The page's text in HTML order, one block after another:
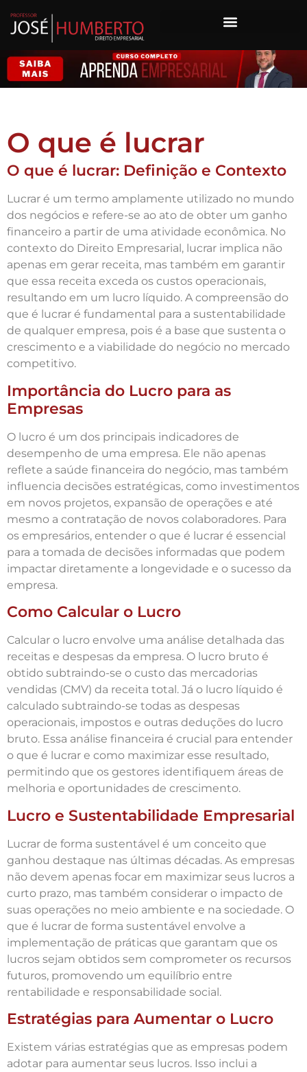
O que é lucrar
O que é lucrar: Definição e Contexto
Lucrar é um termo amplamente utilizado no mundo
dos negócios e refere-se ao ato de obter um ganho
financeiro a partir de uma atividade econômica. No
contexto do Direito Empresarial, lucrar implica não
apenas em gerar receita, mas também em garantir
que essa receita exceda os custos operacionais,
resultando em um lucro líquido. A compreensão do
que é lucrar é fundamental para a sustentabilidade
de qualquer empresa, pois é a base que sustenta o
crescimento e a viabilidade do negócio no mercado
competitivo.
Importância do Lucro para as
Empresas
O lucro é um dos principais indicadores de
desempenho de uma empresa. Ele não apenas
reflete a saúde financeira do negócio, mas também
influencia decisões estratégicas, como investimentos
em novos projetos, expansão de operações e até
mesmo a contratação de novos colaboradores. Para
os empresários, entender o que é lucrar é essencial
para a tomada de decisões informadas que podem
impactar diretamente a longevidade e o sucesso da
empresa.
Como Calcular o Lucro
Calcular o lucro envolve uma análise detalhada das
receitas e despesas da empresa. O lucro bruto é
obtido subtraindo-se o custo das mercadorias
vendidas (CMV) da receita total. Já o lucro líquido é
calculado subtraindo-se todas as despesas
operacionais, impostos e outras deduções do lucro
bruto. Essa análise financeira é crucial para entender
o que é lucrar e como maximizar esse resultado,
permitindo que os gestores identifiquem áreas de
melhoria e oportunidades de crescimento.
Lucro e Sustentabilidade Empresarial
Lucrar de forma sustentável é um conceito que
ganhou destaque nas últimas décadas. As empresas
não devem apenas focar em maximizar seus lucros a
curto prazo, mas também considerar o impacto de
suas operações no meio ambiente e na sociedade. O
que é lucrar de forma sustentável envolve a
implementação de práticas que garantam que os
lucros sejam obtidos sem comprometer os recursos
futuros, promovendo um equilíbrio entre
rentabilidade e responsabilidade social.
Estratégias para Aumentar o Lucro
Existem várias estratégias que as empresas podem
adotar para aumentar seus lucros. Isso inclui a